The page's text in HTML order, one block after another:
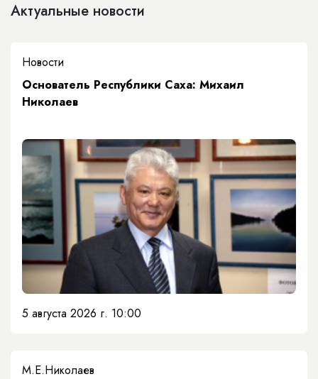
Актуальные новости
Новости
Основатель Республики Саха: Михаил
Николаев
5 августа 2026 г. 10:00
М.Е.Николаев